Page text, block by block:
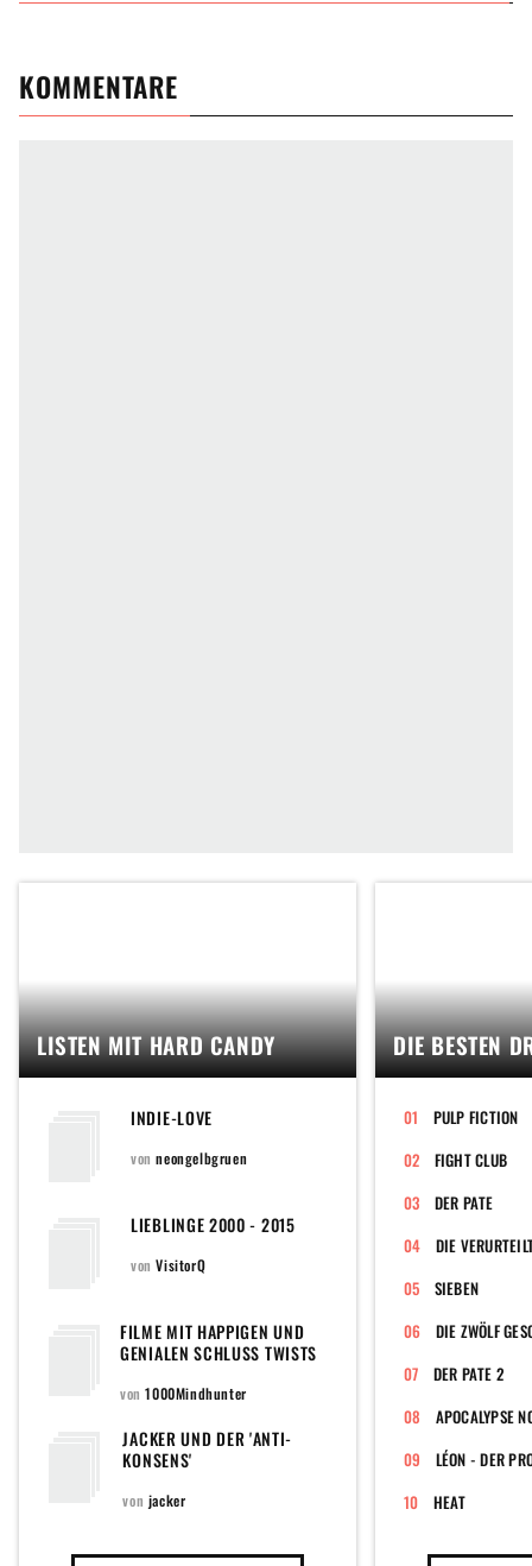
KOMMENTARE
LISTEN MIT HARD CANDY
INDIE-LOVE
vonneongelbgruen
LIEBLINGE 2000 - 2015
vonVisitorQ
FILME MIT HAPPIGEN UND
GENIALEN SCHLUSS TWISTS
von1000Mindhunter
JACKER UND DER 'ANTI-
KONSENS'
von jacker
DIE BESTEN
PULP FICTION
FIGHT CLUB
DER PATE
DIE
SIEBEN
DIE ZWÖLF
DER PATE 2
APOCALYPSE
LÉON - DER
HEAT